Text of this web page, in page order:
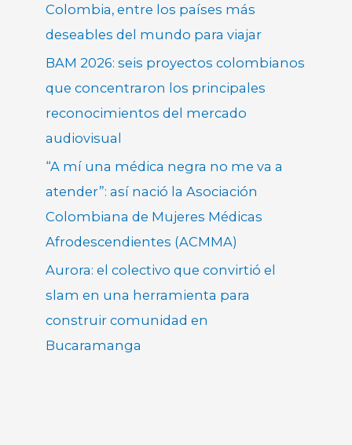
Colombia, entre los países más
deseables del mundo para viajar
BAM 2026: seis proyectos colombianos
que concentraron los principales
reconocimientos del mercado
audiovisual
“A mí una médica negra no me va a
atender”: así nació la Asociación
Colombiana de Mujeres Médicas
Afrodescendientes (ACMMA)
Aurora: el colectivo que convirtió el
slam en una herramienta para
construir comunidad en
Bucaramanga